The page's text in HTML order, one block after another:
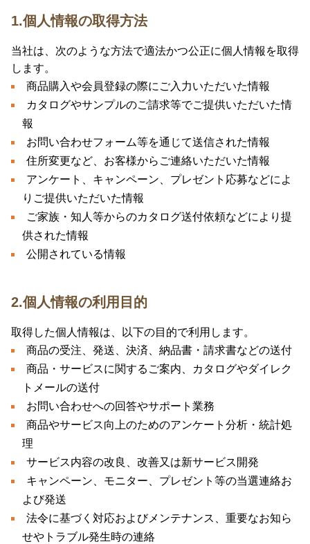
1.個人情報の取得方法
当社は、次のような方法で適法かつ公正に個人情報を取得
します。
商品購入や会員登録の際にご入力いただいた情報
カタログやサンプルのご請求等でご提供いただいた情
報
お問い合わせフォーム等を通じて送信された情報
住所変更など、お客様からご連絡いただいた情報
アンケート、キャンペーン、プレゼント応募などによ
りご提供いただいた情報
ご家族・知人等からのカタログ送付依頼などにより提
供された情報
公開されている情報
2.個人情報の利用目的
取得した個人情報は、以下の目的で利用します。
商品の受注、発送、決済、納品書・請求書などの送付
商品・サービスに関するご案内、カタログやダイレク
トメールの送付
お問い合わせへの回答やサポート業務
商品やサービス向上のためのアンケート分析・統計処
理
サービス内容の改良、改善又は新サービス開発
キャンペーン、モニター、プレゼント等の当選連絡お
よび発送
法令に基づく対応およびメンテナンス、重要なお知ら
せやトラブル発生時の連絡